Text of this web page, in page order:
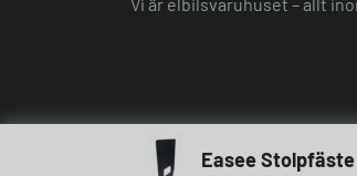
Easee